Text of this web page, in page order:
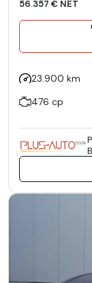
56.357 € NET
23.900 km
476 cp